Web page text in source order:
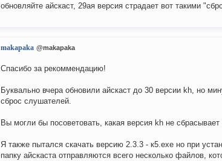
обновляйте айскаст, 29ая версия страдает вот такими
makapaka @makapaka
Спасибо за рекоммендацию!
Буквально вчера обновили айскаст до 30 версии kh, но
сброс слушателей.
Вы могли бы посоветовать, какая версия kh не
Я также пытался скачать версию 2.3.3 - к5.exe но при
папку айскаста отправляются всего несколько файлов,